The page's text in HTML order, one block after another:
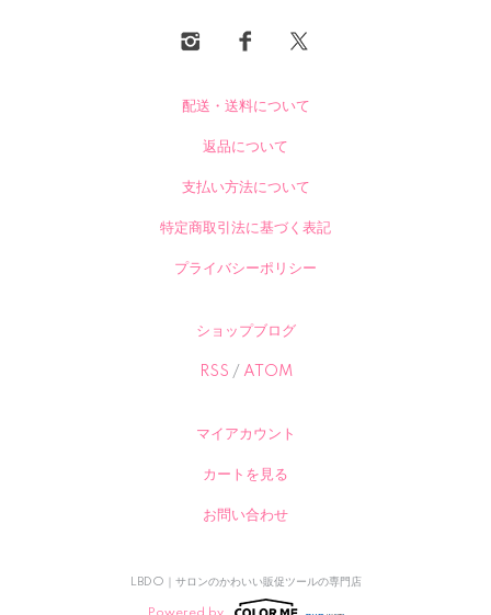
配送・送料について
返品について
支払い方法について
特定商取引法に基づく表記
プライバシーポリシー
ショップブログ
RSS / ATOM
マイアカウント
カートを見る
お問い合わせ
LBDO｜サロンのかわいい販促ツールの専門店